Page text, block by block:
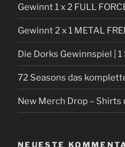
Gewinnt 1 x 2 FULL
Gewinnt 2 x 1 METAL
Die Dorks Gewinnspiel |
72 Seasons das
New Merch Drop –
NEUESTE